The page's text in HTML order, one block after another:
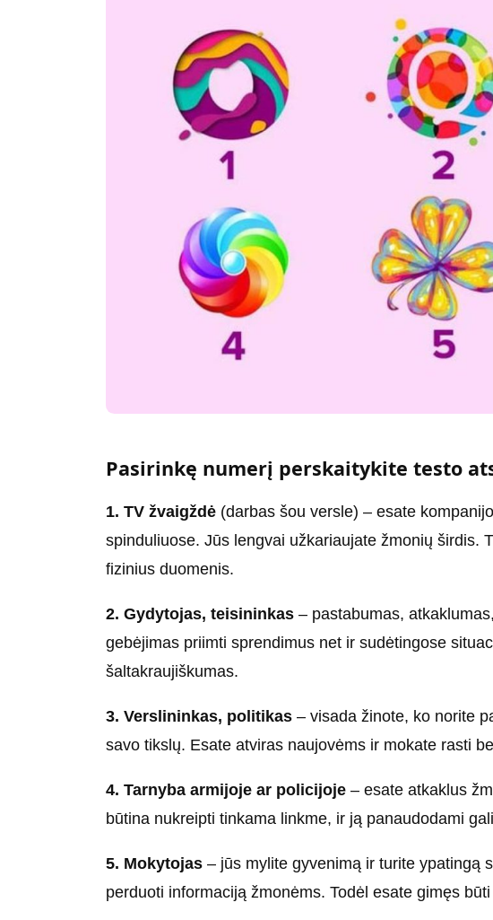
Pasirinkę numerį perskaitykite testo
1. TV žvaigždė (darbas šou versle) – esate
spinduliuose. Jūs lengvai užkariaujate žmonių širdis.
fizinius duomenis.
2. Gydytojas, teisininkas – pastabumas,
gebėjimas priimti sprendimus net ir sudėtingose
šaltakraujiškumas.
3. Verslininkas, politikas – visada žinote, ko norite
savo tikslų. Esate atviras naujovėms ir mokate rasti
4. Tarnyba armijoje ar policijoje – esate atkaklus
būtina nukreipti tinkama linkme, ir ją panaudodami
5. Mokytojas – jūs mylite gyvenimą ir turite ypatingą
perduoti informaciją žmonėms. Todėl esate gimęs